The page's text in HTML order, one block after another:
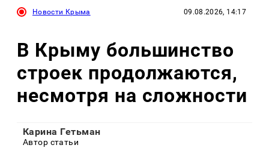
Новости Крыма 09.08.2026, 14:17
В Крыму большинство
строек продолжаются,
несмотря на сложности
Карина Гетьман
Автор статьи